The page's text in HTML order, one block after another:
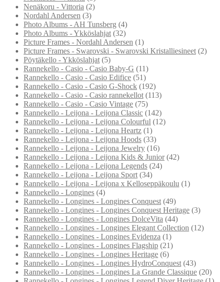
Nenäkoru - Vittoria (2)
Nordahl Andersen (3)
Photo Albums - AH Tunsberg (4)
Photo Albums - Ykköslahjat (32)
Picture Frames - Nordahl Andersen (1)
Picture Frames - Swarovski - Swarovski Kristalliesineet (2)
Pöytäkello - Ykköslahjat (5)
Rannekello - Casio - Casio Baby-G (11)
Rannekello - Casio - Casio Edifice (51)
Rannekello - Casio - Casio G-Shock (192)
Rannekello - Casio - Casio rannekellot (113)
Rannekello - Casio - Casio Vintage (75)
Rannekello - Leijona - Leijona Classic (142)
Rannekello - Leijona - Leijona Colourful (12)
Rannekello - Leijona - Leijona Heartz (1)
Rannekello - Leijona - Leijona Hoods (33)
Rannekello - Leijona - Leijona Jewelry (16)
Rannekello - Leijona - Leijona Kids & Junior (42)
Rannekello - Leijona - Leijona Legends (24)
Rannekello - Leijona - Leijona Sport (34)
Rannekello - Leijona - Leijona x Kelloseppäkoulu (1)
Rannekello - Longines (4)
Rannekello - Longines - Longines Conquest (49)
Rannekello - Longines - Longines Conquest Heritage (3)
Rannekello - Longines - Longines DolceVita (44)
Rannekello - Longines - Longines Elegant Collection (12)
Rannekello - Longines - Longines Evidenza (1)
Rannekello - Longines - Longines Flagship (21)
Rannekello - Longines - Longines Heritage (6)
Rannekello - Longines - Longines HydroConquest (43)
Rannekello - Longines - Longines La Grande Classique (20)